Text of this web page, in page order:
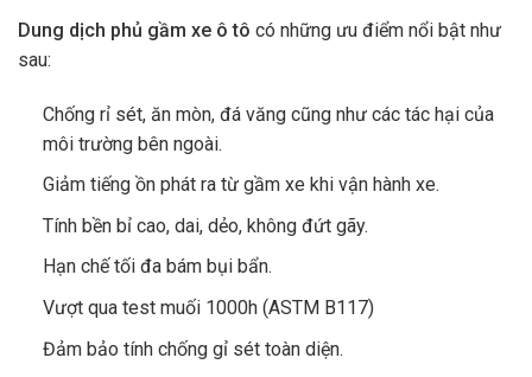
Dung dịch phủ gầm xe ô tô có những ưu điểm nổi bật như
sau:
Chống rỉ sét, ăn mòn, đá văng cũng như các tác hại của
môi trường bên ngoài.
Giảm tiếng ồn phát ra từ gầm xe khi vận hành xe.
Tính bền bỉ cao, dai, dẻo, không đứt gãy.
Hạn chế tối đa bám bụi bẩn.
Vượt qua test muối 1000h (ASTM B117)
Đảm bảo tính chống gỉ sét toàn diện.